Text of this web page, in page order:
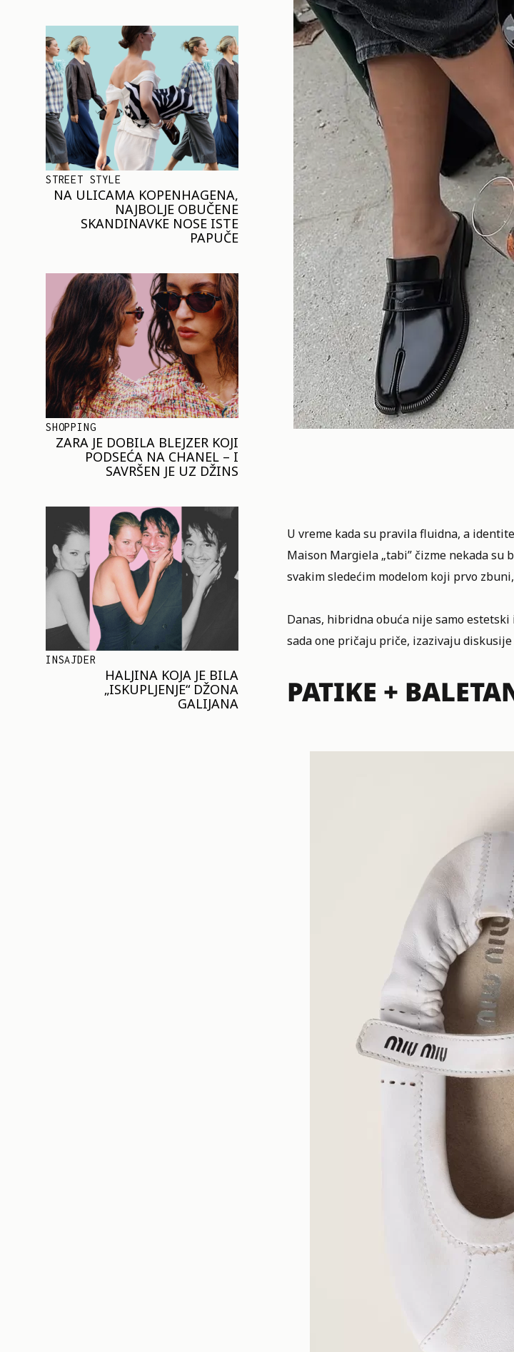
STREET STYLE
NA ULICAMA KOPENHAGENA,
NAJBOLJE OBUČENE
SKANDINAVKE NOSE ISTE
PAPUČE
SHOPPING
ZARA JE DOBILA BLEJZER KOJI
PODSEĆA NA CHANEL – I
SAVRŠEN JE UZ DŽINS
INSAJDER
HALJINA KOJA JE BILA
„ISKUPLJENJE“ DŽONA
GALIJANA
U vreme kada su pravila fluidna, a
Maison Margiela „tabi” čizme nekada
svakim sledećim modelom koji prvo
Danas, hibridna obuća nije samo
sada one pričaju priče, izazivaju
PATIKE +